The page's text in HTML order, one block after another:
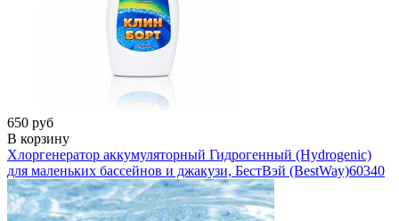
650 руб
В корзину
Хлоргенератор аккумуляторный Гидрогенный (Hydrogenic)
для маленьких бассейнов и джакузи, БестВэй (BestWay)60340